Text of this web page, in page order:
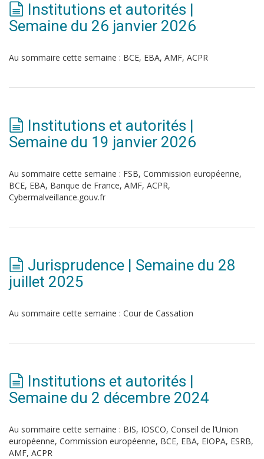
Institutions et autorités |
Semaine du 26 janvier 2026
Au sommaire cette semaine : BCE, EBA, AMF, ACPR
Institutions et autorités |
Semaine du 19 janvier 2026
Au sommaire cette semaine : FSB, Commission européenne,
BCE, EBA, Banque de France, AMF, ACPR,
Cybermalveillance.gouv.fr
Jurisprudence | Semaine du 28
juillet 2025
Au sommaire cette semaine : Cour de Cassation
Institutions et autorités |
Semaine du 2 décembre 2024
Au sommaire cette semaine : BIS, IOSCO, Conseil de l’Union
européenne, Commission européenne, BCE, EBA, EIOPA, ESRB,
AMF, ACPR